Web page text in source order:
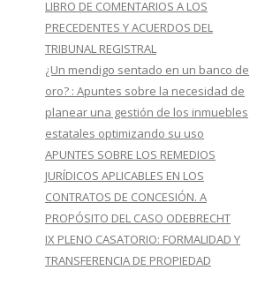
LIBRO DE COMENTARIOS A LOS
PRECEDENTES Y ACUERDOS DEL
TRIBUNAL REGISTRAL
¿Un mendigo sentado en un banco de
oro? : Apuntes sobre la necesidad de
planear una gestión de los inmuebles
estatales optimizando su uso
APUNTES SOBRE LOS REMEDIOS
JURÍDICOS APLICABLES EN LOS
CONTRATOS DE CONCESIÓN. A
PROPÓSITO DEL CASO ODEBRECHT
IX PLENO CASATORIO: FORMALIDAD Y
TRANSFERENCIA DE PROPIEDAD